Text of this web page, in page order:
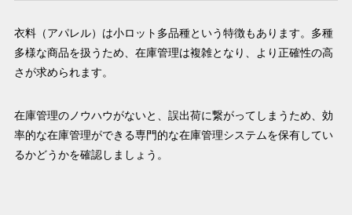
衣料（アパレル）は小ロット多品種という特徴もあります。多種
多様な商品を扱うため、在庫管理は複雑となり、より正確性の高
さが求められます。
在庫管理のノウハウがないと、誤出荷に繋がってしまうため、効
率的な在庫管理ができる専門的な在庫管理システムを保有してい
るかどうかを確認しましょう。